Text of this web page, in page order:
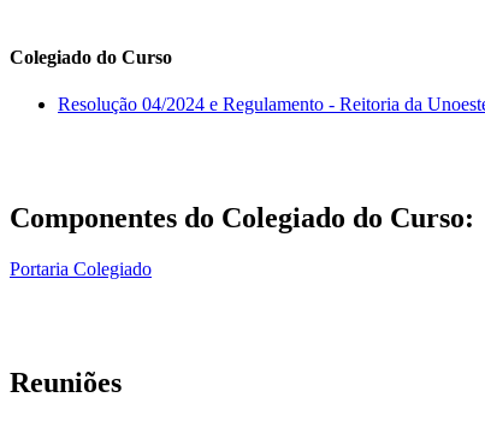
Colegiado do Curso
Resolução 04/2024 e Regulamento - Reitoria da
Componentes do Colegiado do Curso:
Portaria Colegiado
Reuniões